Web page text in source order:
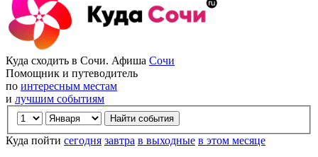
Куда сходить в Сочи. Афиша Сочи
Помощник и путеводитель
по интересным местам
и лучшим событиям
Куда пойти сегодня завтра в выходные в этом месяце